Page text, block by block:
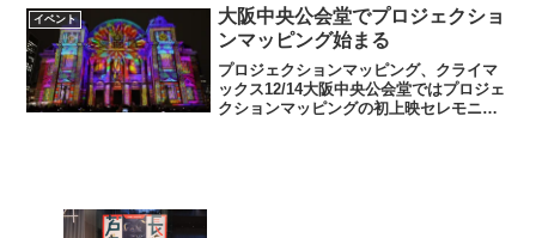
は記念すべき30周年目を迎えた...
イベント
大阪中央公会堂でプロジェクショ
ンマッピング始まる
プロジェクションマッピング、クライマ
ックス12/14大阪中央公会堂ではプロジェ
クションマッピングの初上映セレモニー